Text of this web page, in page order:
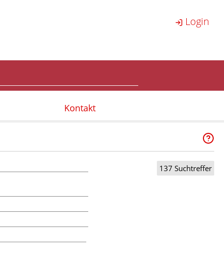
Login
Kontakt
137 Suchtreffer